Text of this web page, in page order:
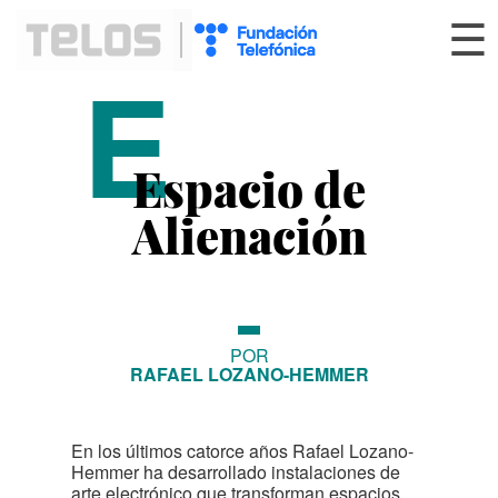
☰
EEspacio de
Alienación
POR
RAFAEL LOZANO-HEMMER
En los últimos catorce años Rafael Lozano-
Hemmer ha desarrollado instalaciones de